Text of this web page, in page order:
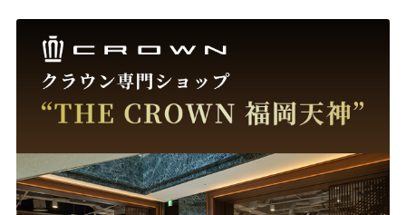
キッズコーナー
フロア
車場